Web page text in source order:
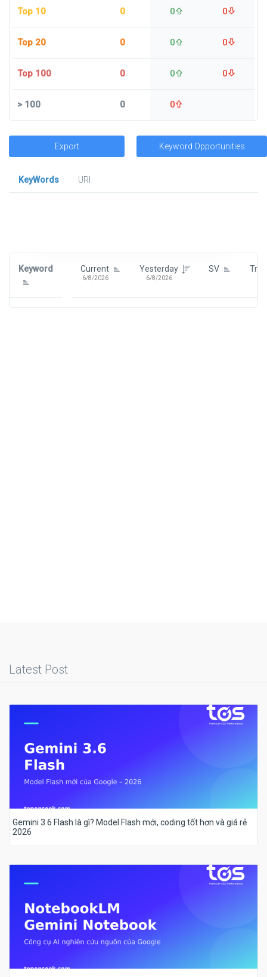
Top 10 0 0 0
Top 20 0 0 0
Top 100 0 0 0
>100 0 0
Export Keyword Opportunities
KeyWords
URl
Keyword Current
6/8/2026
Yesterday
6/8/2026
SV
Latest Post
Gemini 3.6 Flash là gì? Model Flash mới, coding tốt hơn và giá rẻ
2026